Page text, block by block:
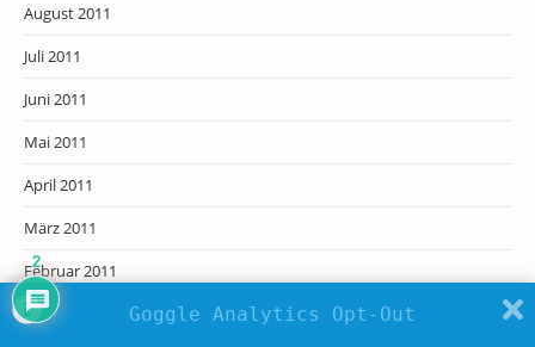
August 2011
Juli 2011
Juni 2011
Mai 2011
April 2011
März 2011
Februar 2011
Januar 2011
Goggle Analytics Opt-Out
2